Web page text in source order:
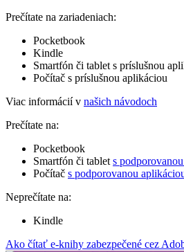
Prečítate na zariadeniach:
Pocketbook
Kindle
Smartfón či tablet s príslušnou
Počítač s príslušnou aplikáciou
Viac informácií v našich návodoch
Prečítate na:
Pocketbook
Smartfón či tablet s
Počítač s podporovanou
Neprečítate na:
Kindle
Ako čítať e-knihy zabezpečené cez